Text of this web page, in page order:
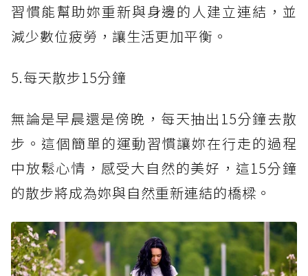
習慣能幫助妳重新與身邊的人建立連結，並
減少數位疲勞，讓生活更加平衡。
5.每天散步15分鐘
無論是早晨還是傍晚，每天抽出15分鐘去散
步。這個簡單的運動習慣讓妳在行走的過程
中放鬆心情，感受大自然的美好，這15分鐘
的散步將成為妳與自然重新連結的橋樑。